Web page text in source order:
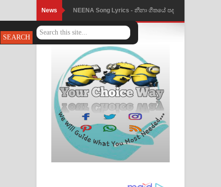
News NEENA Song Lyrics - නීනා ගීතයේ පද
පෙළ
Ahimi Wimai Himi Song Lyrics - අහිමි
විමයි හිමි ගීතයේ පද පෙළ
Mathaka Parana Song Lyrics - මතක
පාරනා ගීතයේ පද පෙළ
Nimnadhen Song Lyrics - නිම්නාදෙන්
ගීතයේ පද පෙළ